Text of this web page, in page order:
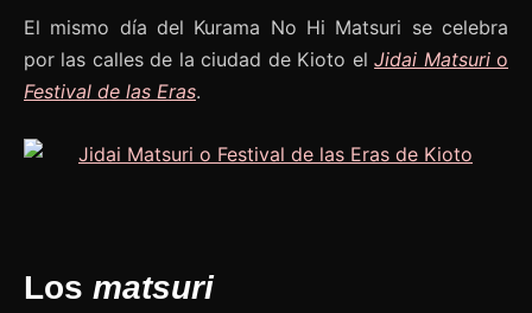
El mismo día del Kurama No Hi Matsuri se celebra
por las calles de la ciudad de Kioto elJidai Matsurio
Festival de las Eras.
Los matsuri